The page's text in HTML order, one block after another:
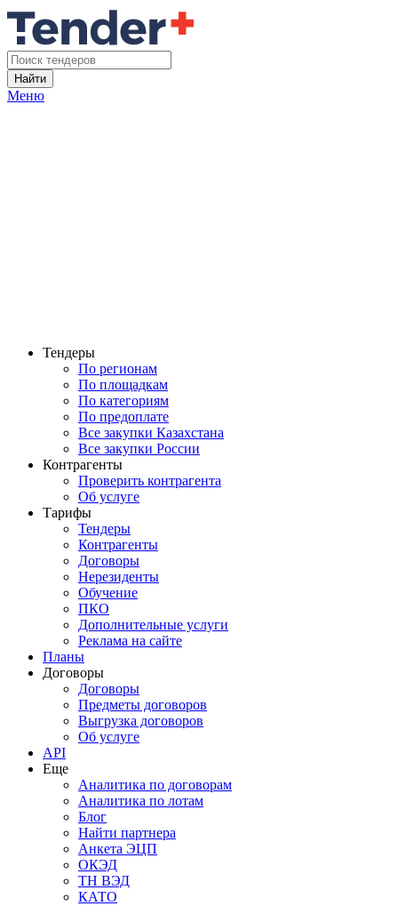
Найти
Меню
Тендеры
По регионам
По площадкам
По категориям
По предоплате
Все закупки Казахстана
Все закупки России
Контрагенты
Проверить контрагента
Об услуге
Тарифы
Тендеры
Контрагенты
Договоры
Нерезиденты
Обучение
ПКО
Дополнительные услуги
Реклама на сайте
Планы
Договоры
Договоры
Предметы договоров
Выгрузка договоров
Об услуге
API
Еще
Аналитика по договорам
Аналитика по лотам
Блог
Найти партнера
Анкета ЭЦП
ОКЭД
ТН ВЭД
КАТО